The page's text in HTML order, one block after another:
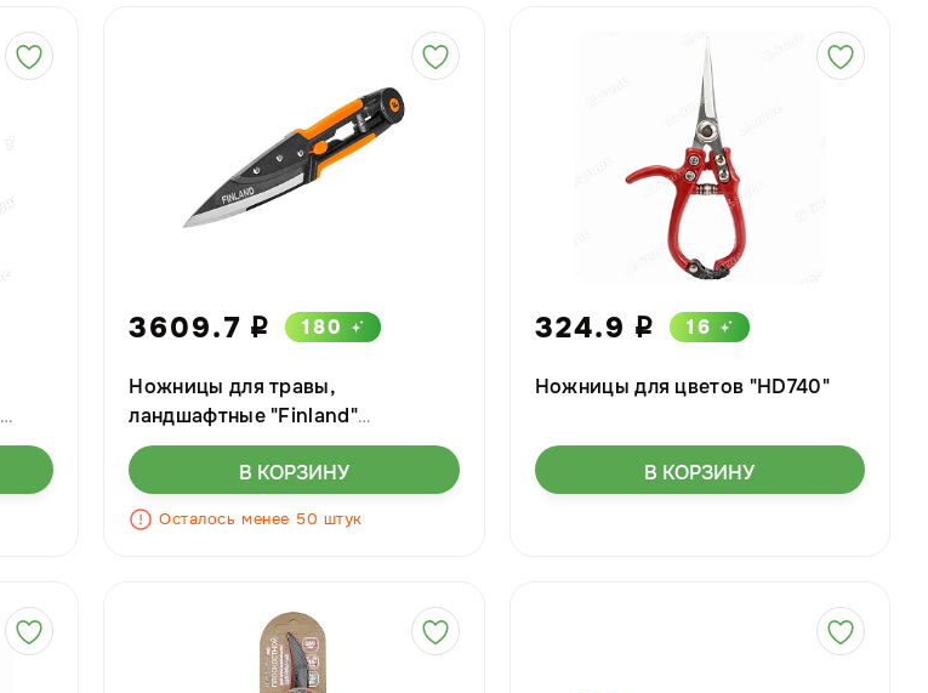
3609.7 i 180
Ножницы для травы,
ландшафтные "Finland"
Центроинструмент
В КОРЗИНУ
Осталось менее 50 штук
324.9 i 16
Ножницы для цветов "HD740"
В КОРЗИНУ